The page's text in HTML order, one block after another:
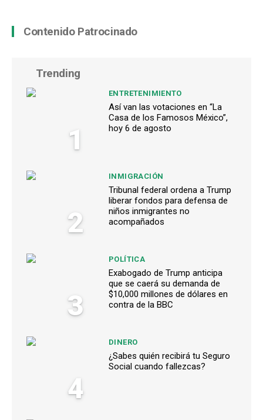
Contenido Patrocinado
Trending
1
ENTRETENIMIENTO
Así van las votaciones en “La
Casa de los Famosos México”,
hoy 6 de agosto
2
INMIGRACIÓN
Tribunal federal ordena a Trump
liberar fondos para defensa de
niños inmigrantes no
acompañados
3
POLÍTICA
Exabogado de Trump anticipa
que se caerá su demanda de
$10,000 millones de dólares en
contra de la BBC
4
DINERO
¿Sabes quién recibirá tu Seguro
Social cuando fallezcas?